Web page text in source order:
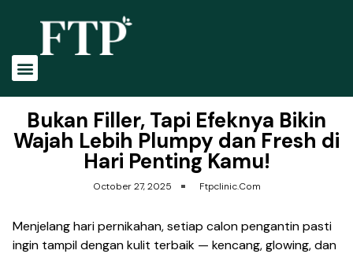
Bukan Filler, Tapi Efeknya Bikin
Wajah Lebih Plumpy dan Fresh di
Hari Penting Kamu!
October 27, 2025 Ftpclinic.com
Menjelang hari pernikahan, setiap calon pengantin pasti
ingin tampil dengan kulit terbaik — kencang, glowing, dan